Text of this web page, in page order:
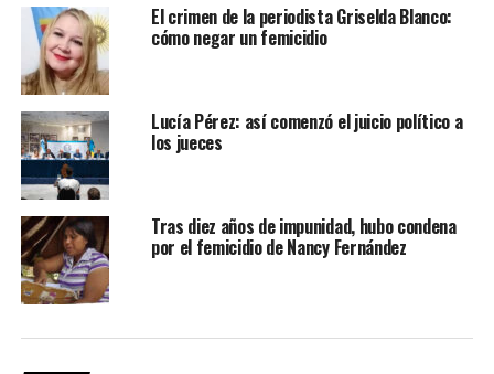
El crimen de la periodista Griselda Blanco:
cómo negar un femicidio
Lucía Pérez: así comenzó el juicio político a
los jueces
Tras diez años de impunidad, hubo condena
por el femicidio de Nancy Fernández